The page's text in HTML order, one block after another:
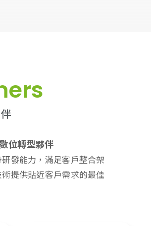
位轉型夥伴
發能力，滿足客戶整合架
提供貼近客戶需求的最佳